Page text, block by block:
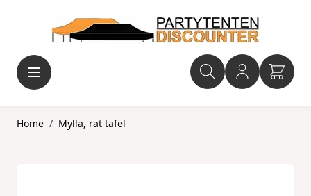
Home / Mylla, rat tafel